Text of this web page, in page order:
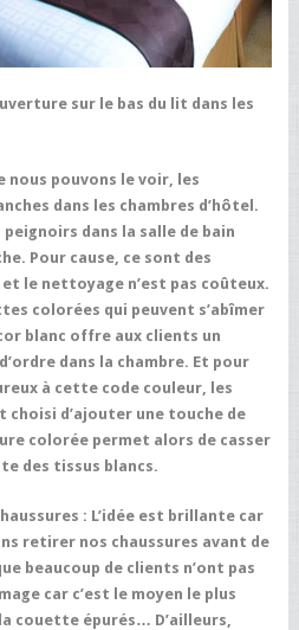
sur le bas du lit dans les
nous pouvons le voir, les
dans les chambres d’hôtel.
dans la salle de bain
Pour cause, ce sont des
le nettoyage n’est pas coûteux.
colorées qui peuvent s’abîmer
blanc offre aux clients un
dans la chambre. Et pour
à cette code couleur, les
d’ajouter une touche de
colorée permet alors de casser
des tissus blancs.
: L’idée est brillante car
retirer nos chaussures avant de
beaucoup de clients n’ont pas
car c’est le moyen le plus
couette épurés… D’ailleurs,